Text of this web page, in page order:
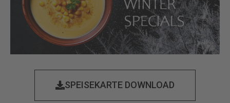
SPEISEKARTE DOWNLOAD